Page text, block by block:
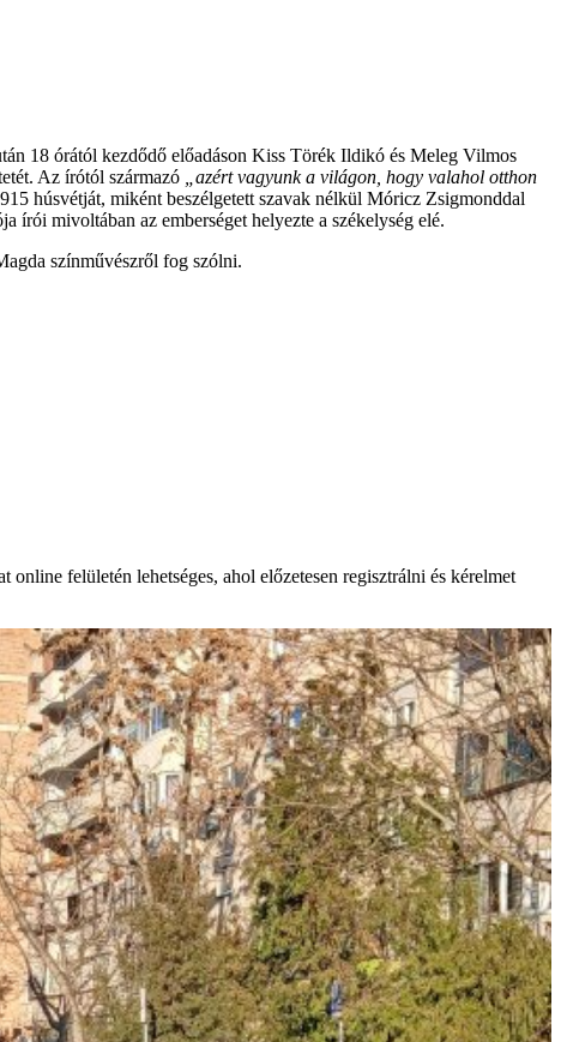
18 órától kezdődő előadáson Kiss Törék Ildikó és Meleg Vilmos
Az írótól származó
„azért vagyunk a világon, hogy valahol otthon
húsvétját, miként beszélgetett szavak nélkül Móricz Zsigmonddal
írói mivoltában az emberséget helyezte a székelység elé.
színművészről fog szólni.
felületén lehetséges, ahol előzetesen regisztrálni és kérelmet